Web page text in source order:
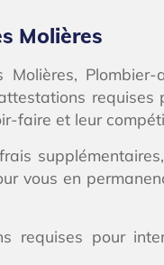
Molières
faire et leur
vous en
requises pour